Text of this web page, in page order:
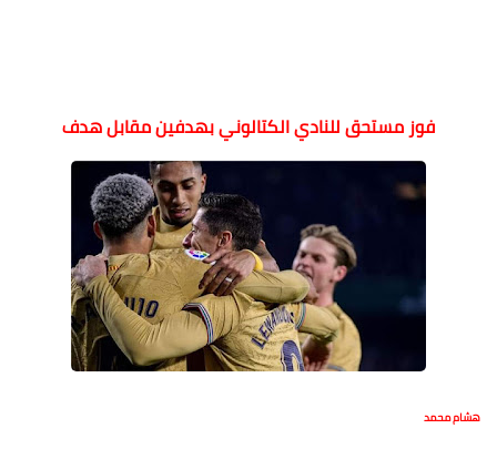
فوز مستحق للنادي الكتالوني بهدفين مقابل هدف
هشام محمد